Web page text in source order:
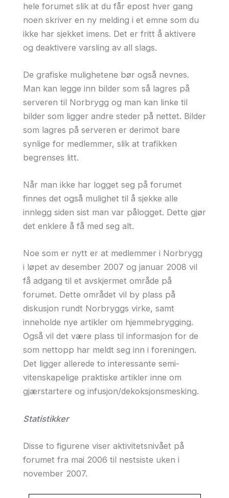
hele forumet slik at du får epost hver gang
noen skriver en ny melding i et emne som du
ikke har sjekket imens. Det er fritt å aktivere
og deaktivere varsling av all slags.
De grafiske mulighetene bør også nevnes.
Man kan legge inn bilder som så lagres på
serveren til Norbrygg og man kan linke til
bilder som ligger andre steder på nettet. Bilder
som lagres på serveren er derimot bare
synlige for medlemmer, slik at trafikken
begrenses litt.
Når man ikke har logget seg på forumet
finnes det også mulighet til å sjekke alle
innlegg siden sist man var pålogget. Dette gjør
det enklere å få med seg alt.
Noe som er nytt er at medlemmer i Norbrygg
i løpet av desember 2007 og januar 2008 vil
få adgang til et avskjermet område på
forumet. Dette området vil by plass på
diskusjon rundt Norbryggs virke, samt
inneholde nye artikler om hjemmebrygging.
Også vil det være plass til informasjon for de
som nettopp har meldt seg inn i foreningen.
Det ligger allerede to interessante semi-
vitenskapelige praktiske artikler inne om
gjærstartere og infusjon/dekoksjonsmesking.
Statistikker
Disse to figurene viser aktivitetsnivået på
forumet fra mai 2006 til nestsiste uken i
november 2007.